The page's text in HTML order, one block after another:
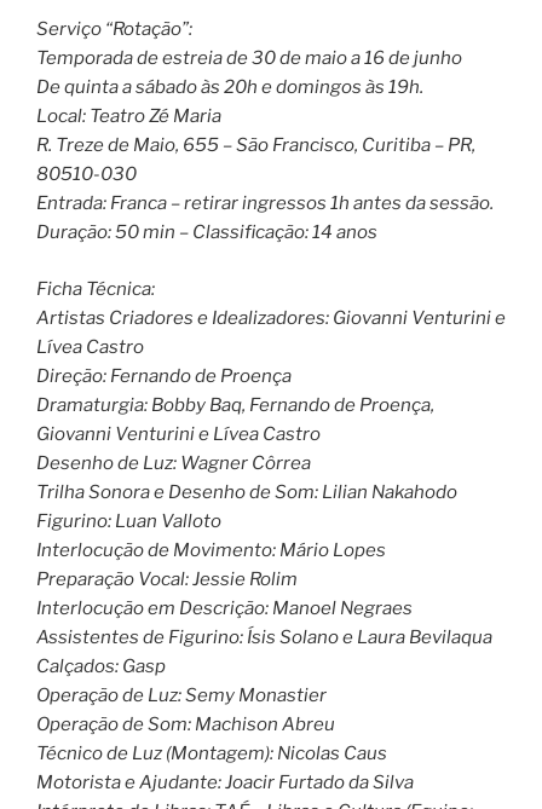
Serviço “Rotação”:
Temporada de estreia de 30 de maio a 16 de junho
De quinta a sábado às 20h e domingos às 19h.
Local: Teatro Zé Maria
R. Treze de Maio, 655 – São Francisco, Curitiba – PR,
80510-030
Entrada: Franca – retirar ingressos 1h antes da sessão.
Duração: 50 min – Classificação: 14 anos
Ficha Técnica:
Artistas Criadores e Idealizadores: Giovanni Venturini e
Lívea Castro
Direção: Fernando de Proença
Dramaturgia: Bobby Baq, Fernando de Proença,
Giovanni Venturini e Lívea Castro
Desenho de Luz: Wagner Côrrea
Trilha Sonora e Desenho de Som: Lilian Nakahodo
Figurino: Luan Valloto
Interlocução de Movimento: Mário Lopes
Preparação Vocal: Jessie Rolim
Interlocução em Descrição: Manoel Negraes
Assistentes de Figurino: Ísis Solano e Laura Bevilaqua
Calçados: Gasp
Operação de Luz: Semy Monastier
Operação de Som: Machison Abreu
Técnico de Luz (Montagem): Nicolas Caus
Motorista e Ajudante: Joacir Furtado da Silva